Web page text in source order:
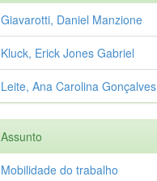
Giavarotti, Daniel Manzione
Kluck, Erick Jones Gabriel
Leite, Ana Carolina Gonçalves
Assunto
Mobilidade do trabalho